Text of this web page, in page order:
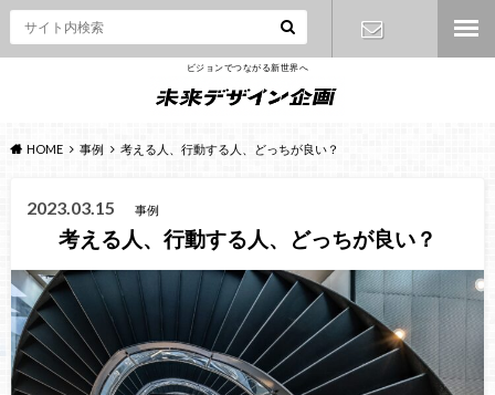
ビジョンでつながる新世界へ
HOME 事例 考える人、行動する人、どっちが良い？
2023.03.15 事例
考える人、行動する人、どっちが良い？